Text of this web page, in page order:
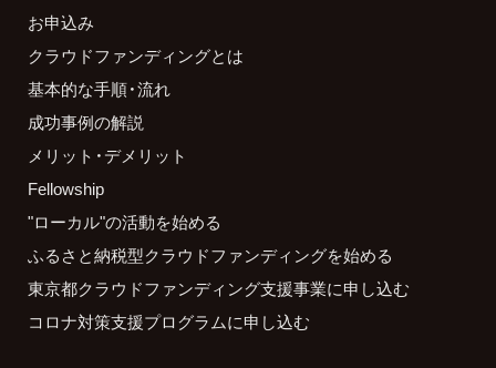
お申込み
クラウドファンディングとは
基本的な手順・流れ
成功事例の解説
メリット・デメリット
Fellowship
"ローカル"の活動を始める
ふるさと納税型クラウドファンディングを始める
東京都クラウドファンディング支援事業に申し込む
コロナ対策支援プログラムに申し込む